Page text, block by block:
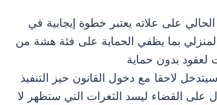
الحالي على علاته يعتبر خطوة إيجابية في
المنزلي بما يظفي الحماية على فئة هشة من
لاحقا مع دخول القانون حيز التنفيذ
على القضاء ليسد الثغرات التي ستظهر لا